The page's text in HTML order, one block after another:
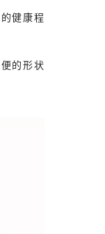
健康程
的形状